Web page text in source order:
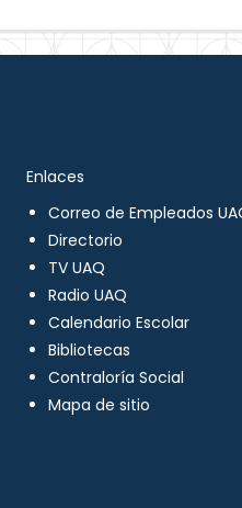
Enlaces
Correo de Empleados
Directorio
TV UAQ
Radio UAQ
Calendario Escolar
Bibliotecas
Contraloría Social
Mapa de sitio